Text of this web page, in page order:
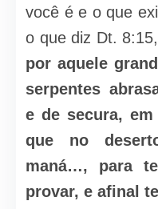
você é e o que
o que diz Dt.
por aquele
serpentes
e de secura,
que no
maná…, para
provar, e afinal